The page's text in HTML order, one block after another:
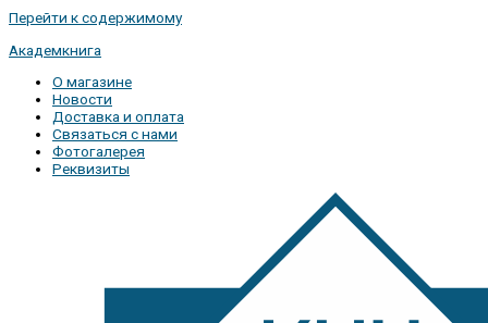
Перейти к содержимому
Академкнига
О магазине
Новости
Доставка и оплата
Связаться с нами
Фотогалерея
Реквизиты